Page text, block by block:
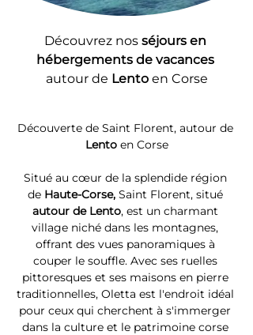
Découvrez nos séjours en
hébergements de vacances
autour de Lento en Corse
Découverte de Saint Florent, autour de
Lento en Corse
Situé au cœur de la splendide région
de Haute-Corse, Saint Florent, situé
autour de Lento, est un charmant
village niché dans les montagnes,
offrant des vues panoramiques à
couper le souffle. Avec ses ruelles
pittoresques et ses maisons en pierre
traditionnelles, Oletta est l'endroit idéal
pour ceux qui cherchent à s'immerger
dans la culture et le patrimoine corse